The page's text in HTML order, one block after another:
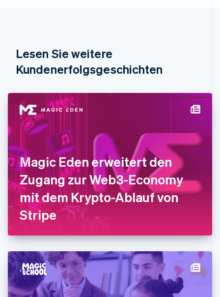
Lesen Sie weitere
Kundenerfolgsgeschichten
Magic Eden erweitert den
Zugang zur Web3-Economy
mit dem Krypto-Ablauf von
Stripe
DeutschEnglish
English
简体中文English
Finnland
EnglishSvenska
Frankreich
Français English
Gibraltar
Griechenland
English
Indien
English
Irland
English
Italien
Japan
日本語English
Kanada
English Français
Kroatien
EnglishItaliano